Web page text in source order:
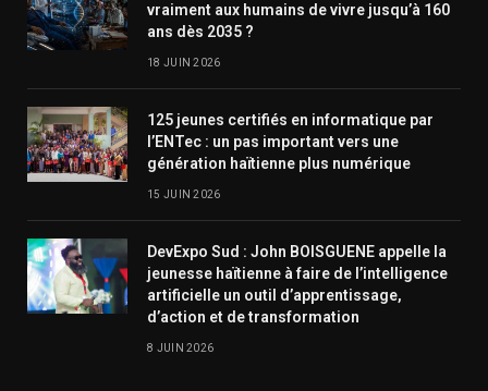
vraiment aux humains de vivre jusqu’à 160
ans dès 2035 ?
18 JUIN 2026
125 jeunes certifiés en informatique par
l’ENTec : un pas important vers une
génération haïtienne plus numérique
15 JUIN 2026
DevExpo Sud : John BOISGUENE appelle la
jeunesse haïtienne à faire de l’intelligence
artificielle un outil d’apprentissage,
d’action et de transformation
8 JUIN 2026